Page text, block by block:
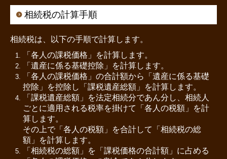
相続税の計算手順
相続税は、以下の手順で計算します。
「各人の課税価格」を計算します。
「遺産に係る基礎控除」を計算します。
「各人の課税価格」の合計額から「遺産に係る基礎
控除」を控除し「課税遺産総額」を計算します。
「課税遺産総額」を法定相続分であん分し、相続人
ごとに適用される税率を掛けて「各人の税額」を計
算します。
その上で「各人の税額」を合計して「相続税の総
額」を計算します。
「相続税の総額」を「課税価格の合計額」に占める